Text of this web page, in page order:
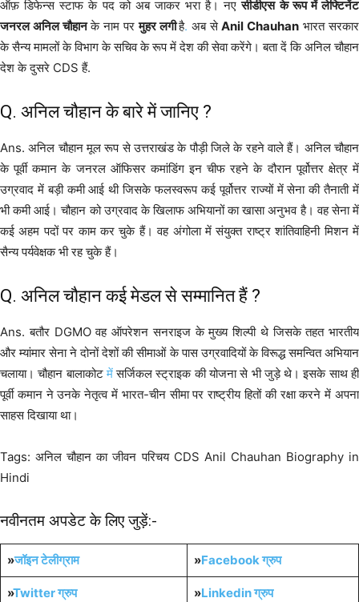
ऑफ़ डिफेन्स स्टाफ के पद को अब जाकर भरा है। नएसीडीएस के रूप में लेफ्टिनेंट
जनरल अनिल चौहानके नाम परमुहर लगीहै. अब सेAnil Chauhan भारत सरकार
के सैन्य मामलों के विभाग के सचिव के रूप में देश की सेवा करेंगे। बता दें कि अनिल चौहान
देश के दुसरे CDS हैं.
Q. अनिल चौहान के बारे में जानिए ?
Ans. अनिल चौहान मूल रूप से उत्तराखंड के पौड़ी जिले के रहने वाले हैं। अनिल चौहान
के पूर्वी कमान के जनरल ऑफिसर कमांडिंग इन चीफ रहने के दौरान पूर्वोत्तर क्षेत्र में
उग्रवाद में बड़ी कमी आई थी जिसके फलस्वरूप कई पूर्वोत्तर राज्यों में सेना की तैनाती में
भी कमी आई। चौहान को उग्रवाद के खिलाफ अभियानों का खासा अनुभव है। वह सेना में
कई अहम पदों पर काम कर चुके हैं। वह अंगोला में संयुक्त राष्ट्र शांतिवाहिनी मिशन में
सैन्य पर्यवेक्षक भी रह चुके हैं।
Q. अनिल चौहान कई मेडल से सम्मानित हैं ?
Ans. बतौर DGMO वह ऑपरेशन सनराइज के मुख्य शिल्पी थे जिसके तहत भारतीय
और म्यांमार सेना ने दोनों देशों की सीमाओं के पास उग्रवादियों के विरूद्ध समन्वित अभियान
चलाया। चौहान बालाकोटमेंसर्जिकल स्ट्राइक की योजना से भी जुड़े थे। इसके साथ ही
पूर्वी कमान ने उनके नेतृत्व में भारत-चीन सीमा पर राष्ट्रीय हितों की रक्षा करने में अपना
साहस दिखाया था।
Tags: अनिल चौहान का जीवन परिचय CDS Anil Chauhan Biography in
Hindi
नवीनतम अपडेट के लिए जुड़ें:-
»जॉइन टेलीग्राम »Facebook ग्रुप
»Twitter ग्रुप »Linkedin ग्रुप